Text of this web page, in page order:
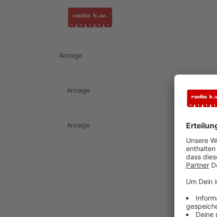
Anzeige
Anzeige
Anzeige